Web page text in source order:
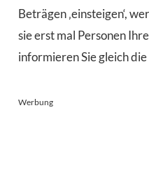
Beträgen ‚einsteigen‘,
sie erst mal Personen
informieren Sie gleich die
Werbung